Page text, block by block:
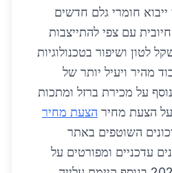
ייבוא חומרי גלם חדשים
התחזית לשנת 2026 חיובית עם צפי להתייצבות
סביב 2900 שקל לטון ושיפור בטכנולוגיות
מהיר ויעיל יותר של
על מכירת ברזל ומתכות
הצעת מחיר הצעת מחיר
השוטפים באתר
עדכניים ומפורטים על